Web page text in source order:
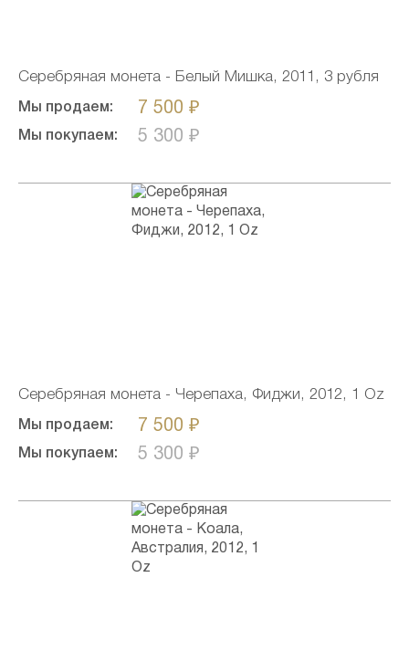
Серебряная монета - Белый Мишка, 2011, 3 рубля
Мы продаем: 7 500 ₽
Мы покупаем: 5 300 ₽
Серебряная монета - Черепаха, Фиджи, 2012, 1 Oz
Мы продаем: 7 500 ₽
Мы покупаем: 5 300 ₽